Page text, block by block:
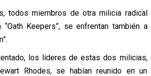
todos miembros de otra milicia radical
“Oath Keepers”, se enfrentan también a
los líderes de estas dos milicias,
Rhodes, se habían reunido en un